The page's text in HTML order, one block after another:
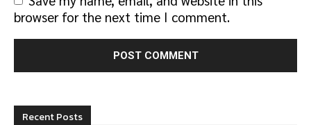
browser for the next time I comment.
Recent Posts